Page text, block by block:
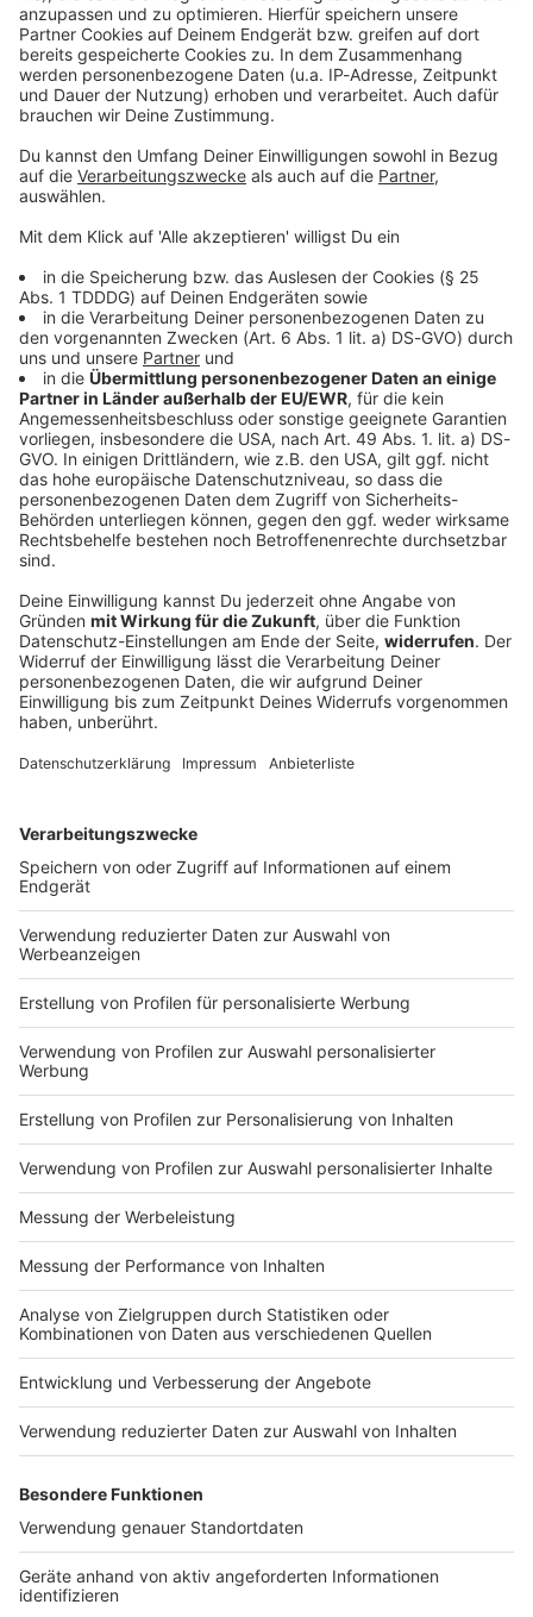
Studio Hotline
Kontaktformular
© dpa-infocom, dpa:260509-930-56938/1
DAS KÖNNTE DICH AUCH INTERESSIEREN
Bayern
Schüsse auf Münchner Wohnhaus -
Tatverdächtiger in Haft
geschossen. Der Tatverdächtige entkommt - zunächst.
DEINE GEMERKTEN ARTIKEL
Du hast dir noch keine Artikel gemerkt
Impressum
Nutzungsbedingungen
Jobs
Presse
Werben
Archiv
ANTENNE BAYERN GROUP
Stiftung ANTENNE BAYERN
Kontakt
Studio-Hotline
Verkehrs-Hotline
Newsletter